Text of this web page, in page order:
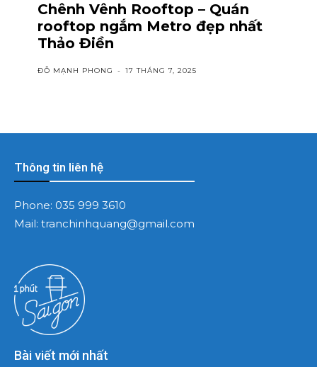
Chênh Vênh Rooftop – Quán
rooftop ngắm Metro đẹp nhất
Thảo Điền
ĐỖ MẠNH PHONG - 17 THÁNG 7, 2025
Bài viết mới nhất
Thông tin liên hệ
Phone: 035 999 3610
Mail: tranchinhquang@gmail.com